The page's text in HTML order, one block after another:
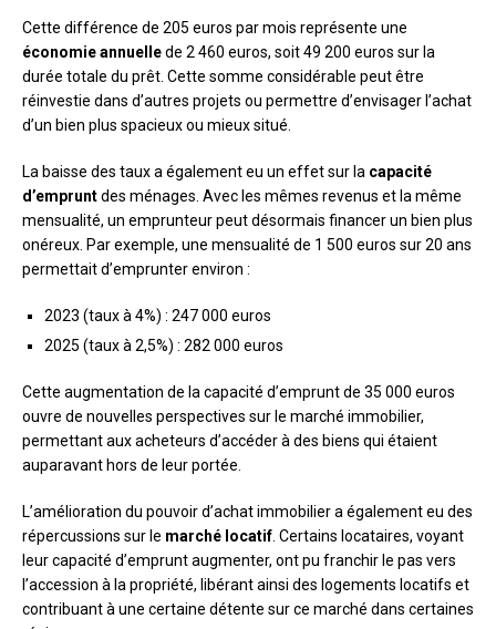
Cette différence de 205 euros par mois représente une
économie annuellede 2 460 euros, soit 49 200 euros sur la
durée totale du prêt. Cette somme considérable peut être
réinvestie dans d’autres projets ou permettre d’envisager l’achat
d’un bien plus spacieux ou mieux situé.
La baisse des taux a également eu un effet sur la capacité
d’empruntdes ménages. Avec les mêmes revenus et la même
mensualité, un emprunteur peut désormais financer un bien plus
onéreux. Par exemple, une mensualité de 1 500 euros sur 20 ans
permettait d’emprunter environ :
2023 (taux à 4%) : 247 000 euros
2025 (taux à 2,5%) : 282 000 euros
Cette augmentation de la capacité d’emprunt de 35 000 euros
ouvre de nouvelles perspectives sur le marché immobilier,
permettant aux acheteurs d’accéder à des biens qui étaient
auparavant hors de leur portée.
L’amélioration du pouvoir d’achat immobilier a également eu des
répercussions sur le marché locatif . Certains locataires, voyant
leur capacité d’emprunt augmenter, ont pu franchir le pas vers
l’accession à la propriété, libérant ainsi des logements locatifs et
contribuant à une certaine détente sur ce marché dans certaines